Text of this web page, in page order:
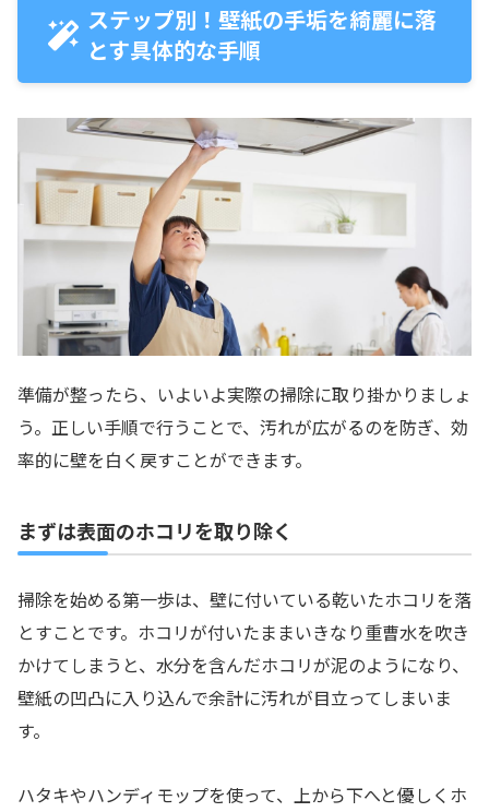
ステップ別！壁紙の手垢を綺麗に落
とす具体的な手順
準備が整ったら、いよいよ実際の掃除に取り掛かりましょ
う。正しい手順で行うことで、汚れが広がるのを防ぎ、効
率的に壁を白く戻すことができます。
まずは表面のホコリを取り除く
掃除を始める第一歩は、壁に付いている乾いたホコリを落
とすことです。ホコリが付いたままいきなり重曹水を吹き
かけてしまうと、水分を含んだホコリが泥のようになり、
壁紙の凹凸に入り込んで余計に汚れが目立ってしまいま
す。
ハタキやハンディモップを使って、上から下へと優しくホ